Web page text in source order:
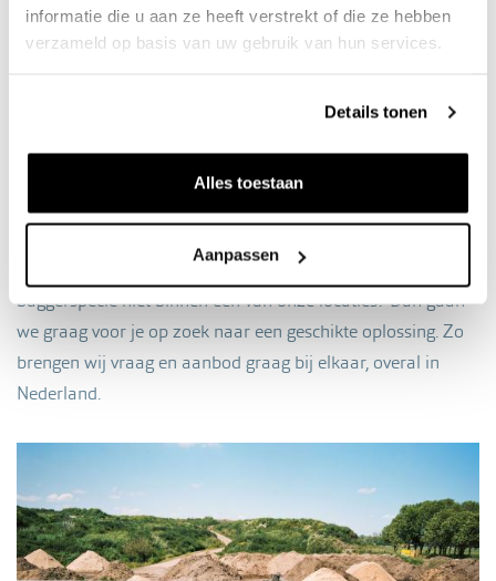
informatie die u aan ze heeft verstrekt of die ze hebben
verzameld op basis van uw gebruik van hun services.
Details tonen
Alles toestaan
Aanpassen
naar een geschikte locatie verzorgen. En past je grond en
baggerspecie niet binnen een van onze locaties? Dan gaan
we graag voor je op zoek naar een geschikte oplossing. Zo
brengen wij vraag en aanbod graag bij elkaar, overal in
Nederland.